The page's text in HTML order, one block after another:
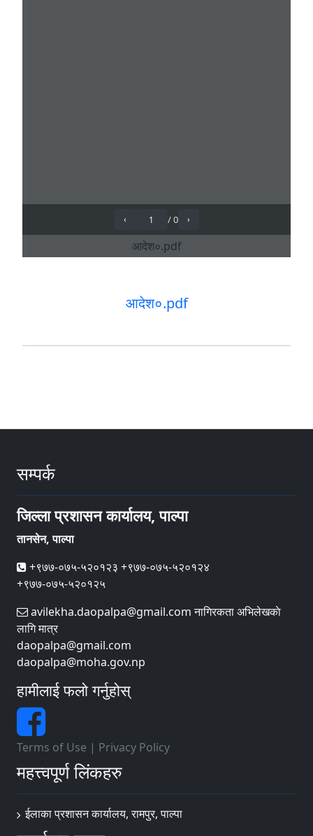
आदेश०.pdf
सम्पर्क
जिल्ला प्रशासन कार्यालय, पाल्पा
तानसेन, पाल्पा
+९७७-०७५-५२०१२३ +९७७-०७५-५२०१२४
+९७७-०७५-५२०१२५
avilekha.daopalpa@gmail.com नागिरकता अभिलेखकाे
लागि मात्र
daopalpa@gmail.com
daopalpa@moha.gov.np
हामीलाई फलो गर्नुहोस्
Terms of Use | Privacy Policy
महत्त्वपूर्ण लिंकहरु
ईलाका प्रशासन कार्यालय, रामपुर, पाल्पा